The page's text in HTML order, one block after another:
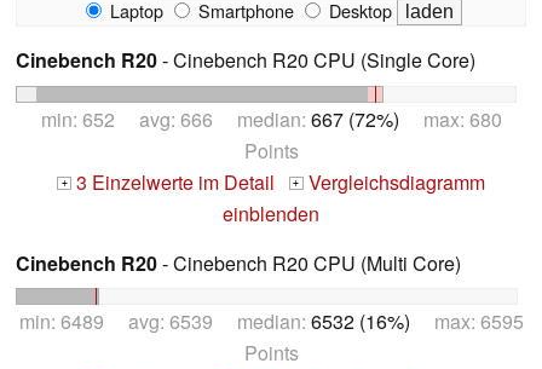
Laptop
Smartphone Desktop
Cinebench R20- Cinebench R20 CPU (Single Core)
min: 652 avg: 666 median: 667 (72%) max: 680
Points
+ 3 Einzelwerte im Detail + Vergleichsdiagramm
einblenden
Cinebench R20- Cinebench R20 CPU (Multi Core)
min: 6489 avg: 6539 median: 6532 (16%) max: 6595
Points